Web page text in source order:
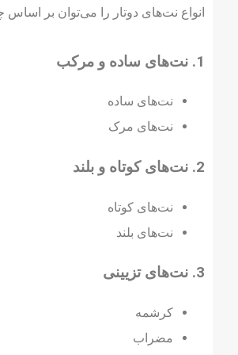
انواع نت‌های دوتار را می‌توان بر اساس
1. نت‌های ساده و مرکب
نت‌های ساده
نت‌های مرک
2. نت‌های کوتاه و بلند
نت‌های کوتاه
نت‌های بلند
3. نت‌های تزیینی
کرشمه
مضراب